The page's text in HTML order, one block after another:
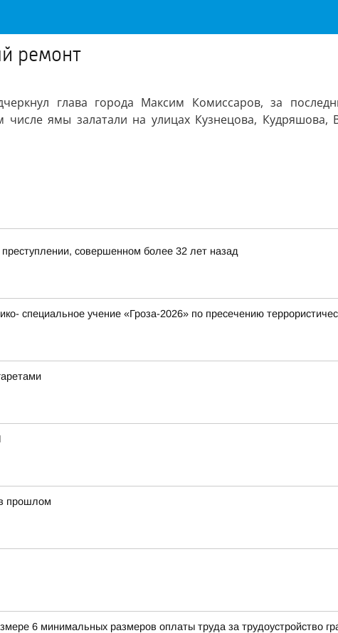
ремонт
глава города Максим Комиссаров, за
ямы залатали на улицах Кузнецова, Кудряшова,
совершенном более 32 лет назад
специальное учение «Гроза-2026» по пресечению
прошлом
6 минимальных размеров оплаты труда за трудоустройство